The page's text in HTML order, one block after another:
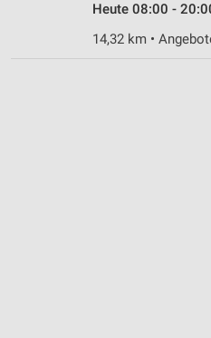
Heute 08:00 -
14,32 km •